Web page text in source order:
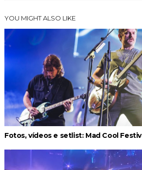
YOU MIGHT ALSO LIKE
Fotos, vídeos e setlist: Mad Cool